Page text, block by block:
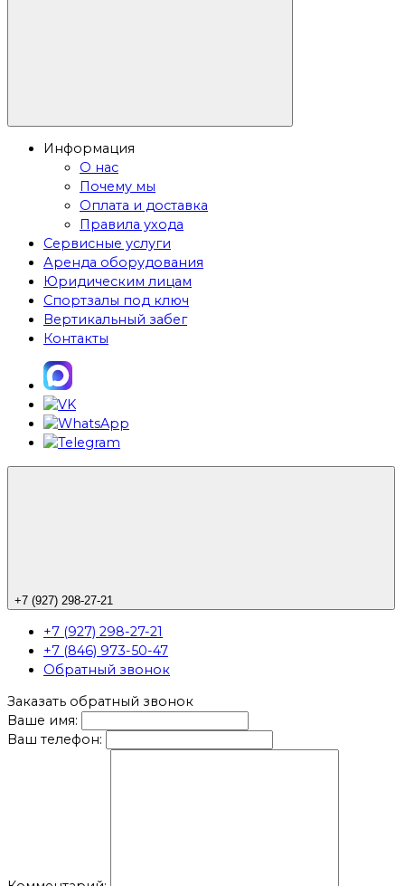
Информация
О нас
Почему мы
Оплата и доставка
Правила ухода
Сервисные услуги
Аренда оборудования
Юридическим лицам
Спортзалы под ключ
Вертикальный забег
Контакты
+7 (927) 298-27-21
+7 (927) 298-27-21
+7 (846) 973-50-47
Обратный звонок
Заказать обратный звонок
Ваше имя:
Ваш телефон: